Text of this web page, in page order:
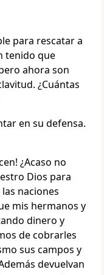
para rescatar a
tenido que
ahora son
¿Cuántas
en su defensa.
¿Acaso no
Dios para
naciones
mis hermanos y
dinero y
de cobrarles
sus campos y
devuelvan